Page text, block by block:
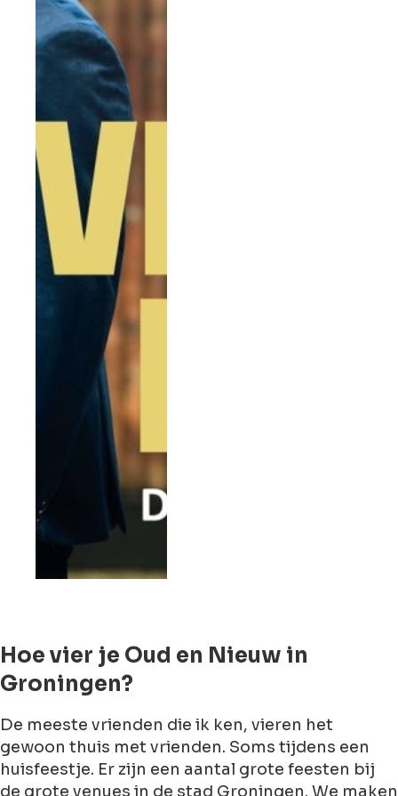
Hoe vier je Oud en Nieuw in
Groningen?
De meeste vrienden die ik ken, vieren het
gewoon thuis met vrienden. Soms tijdens een
huisfeestje. Er zijn een aantal grote feesten bij
de grote venues in de stad Groningen. We maken